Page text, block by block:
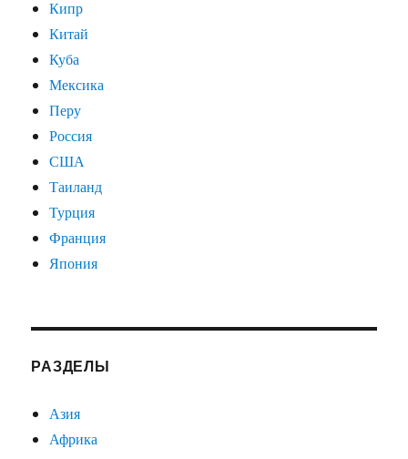
Кипр
Китай
Куба
Мексика
Перу
Россия
США
Таиланд
Турция
Франция
Япония
РАЗДЕЛЫ
Азия
Африка